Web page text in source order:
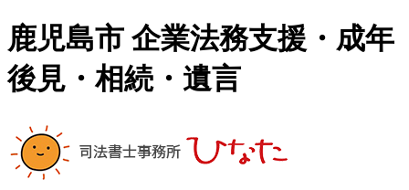
鹿児島市 企業法務支援・成年
後見・相続・遺言